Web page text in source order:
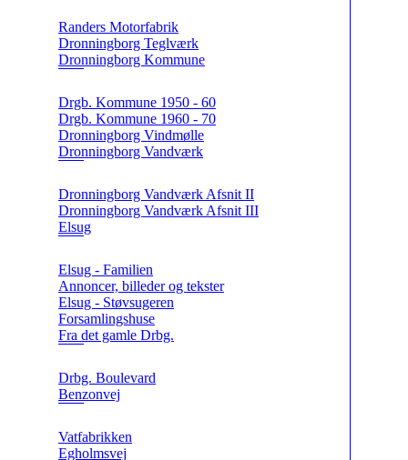
Randers Motorfabrik
Dronningborg Teglværk
Dronningborg Kommune
Drgb. Kommune 1950 - 60
Drgb. Kommune 1960 - 70
Dronningborg Vindmølle
Dronningborg Vandværk
Dronningborg Vandværk Afsnit II
Dronningborg Vandværk Afsnit III
Elsug
Elsug - Familien
Annoncer, billeder og tekster
Elsug - Støvsugeren
Forsamlingshuse
Fra det gamle Drbg.
Drbg. Boulevard
Benzonvej
Vatfabrikken
Egholmsvej